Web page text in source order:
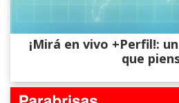
¡Mirá en vivo +Perfil!:
que